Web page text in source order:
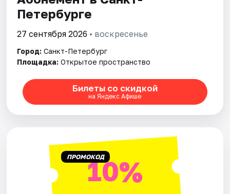
Рейтинги
Петербурге
27 сентября 2026 • воскресенье
Город: Санкт-Петербург
Площадка: Открытое пространство
Билеты со скидкой
на Яндекс Афише
ПРОМОКОД10%